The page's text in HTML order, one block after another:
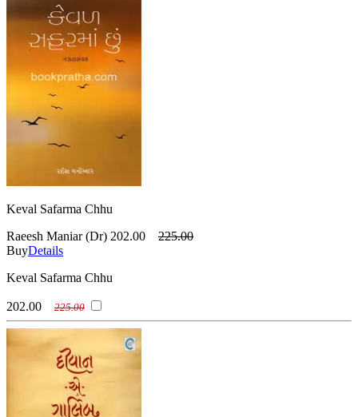
Keval Safarma Chhu
Raeesh Maniar (Dr) 202.00
225.00
BuyDetails
Keval Safarma Chhu
202.00 225.00